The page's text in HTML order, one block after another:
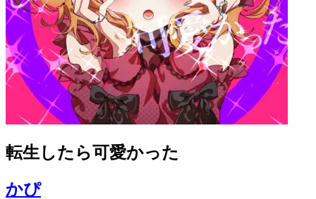
転生したら可愛かった
かぴ